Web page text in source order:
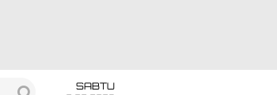
SABTU